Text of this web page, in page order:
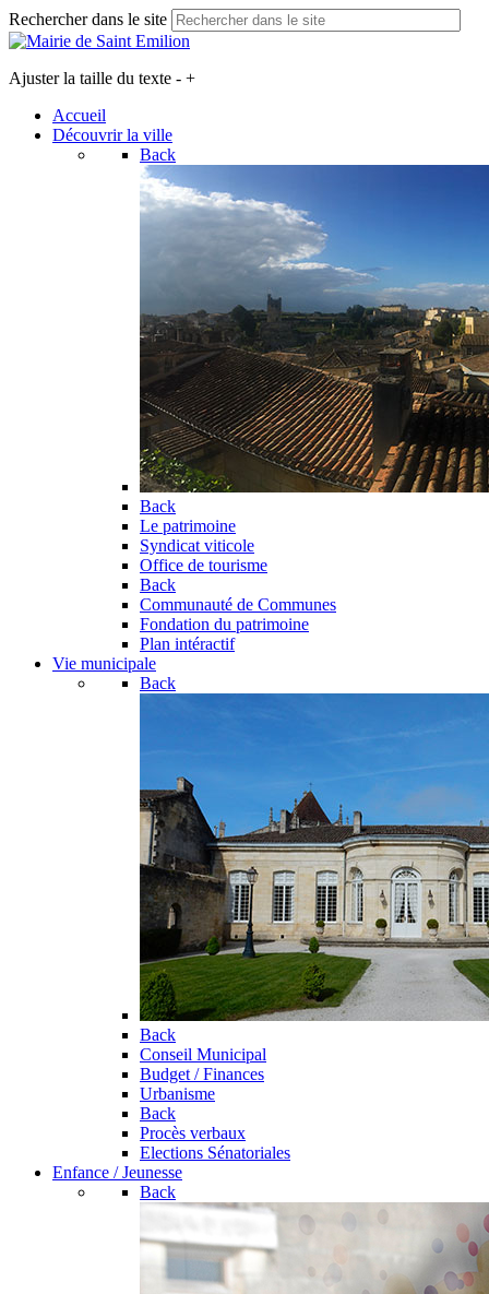
Rechercher dans le site
Ajuster la taille du texte - +
Accueil
Découvrir la ville
Back
Back
Le patrimoine
Syndicat viticole
Office de tourisme
Back
Communauté de Communes
Fondation du patrimoine
Plan intéractif
Vie municipale
Back
Back
Conseil Municipal
Budget / Finances
Urbanisme
Back
Procès verbaux
Elections Sénatoriales
Enfance / Jeunesse
Back